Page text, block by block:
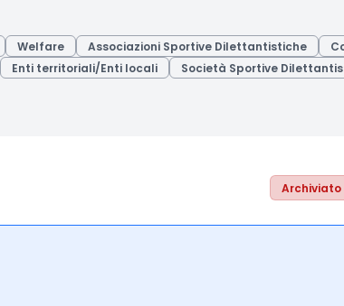
Welfare Associazioni Sportive Dilettantistiche
Enti territoriali/Enti locali Società Sportive
Archiviato